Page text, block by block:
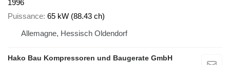
1996
Puissance 65 kW (88.43 ch)
Allemagne, Hessisch Oldendorf
Hako Bau Kompressoren und Baugerate GmbH